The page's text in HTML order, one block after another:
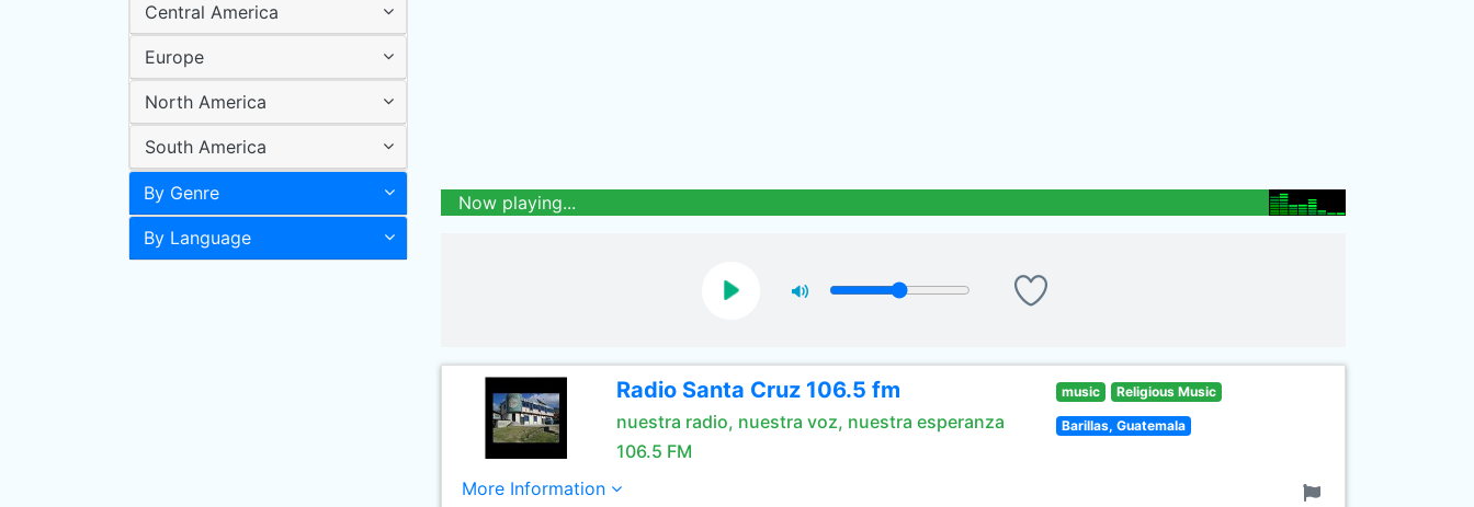
Central America
Europe
North America
South America
By Genre
By Language
Now playing...
Radio Santa Cruz 106.5 fm
nuestra radio, nuestra voz, nuestra esperanza
106.5 FM
music Religious Music
Barillas, Guatemala
More Information